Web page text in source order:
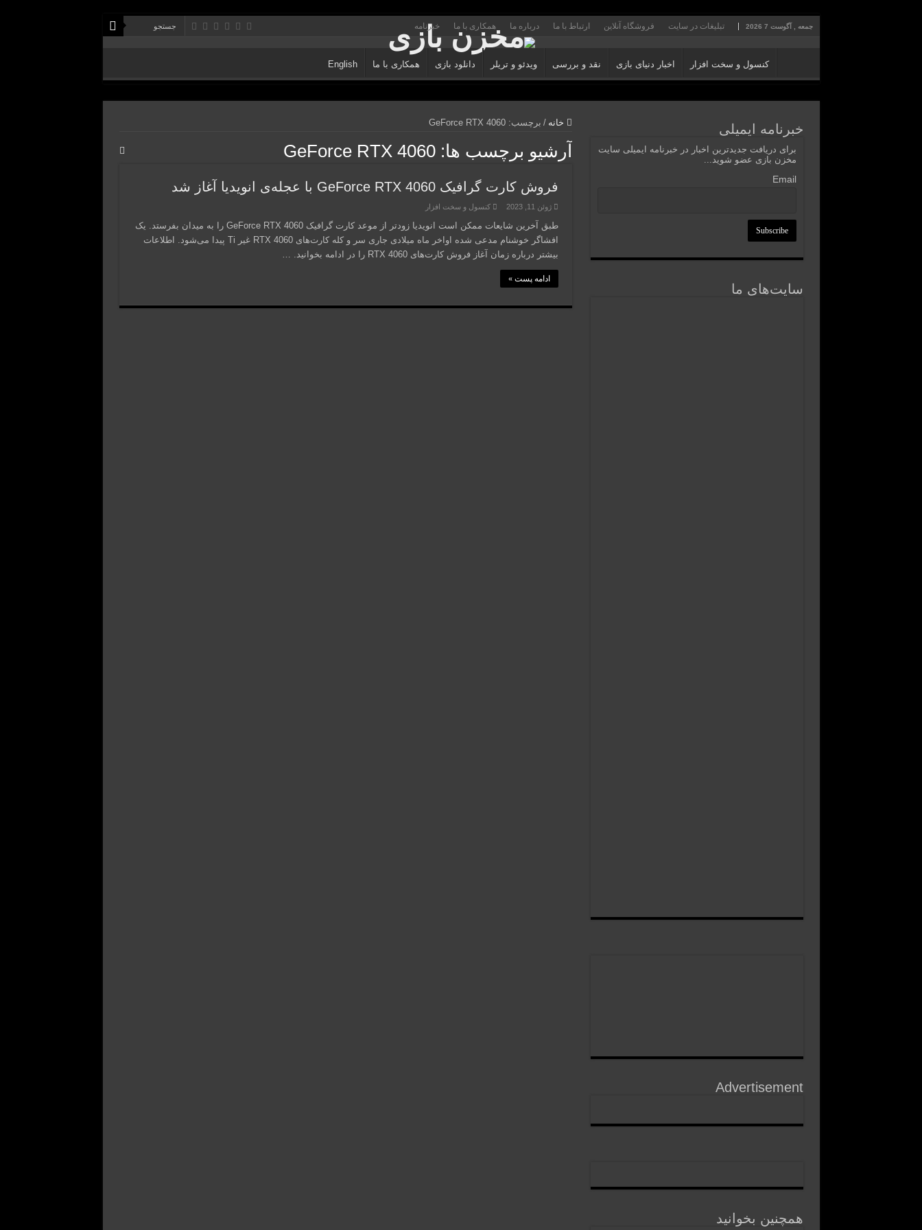
جمعه , آگوست 7 2026 تبلیغات در سایت فروشگاه آنلاین ارتباط با ما درباره ما همکاری با ما خبرنامه
کنسول و سخت افزار اخبار دنیای بازی نقد و بررسی ویدئو و تریلر دانلود بازی همکاری با ما English
خانه / برچسب:GeForce RTX 4060
آرشیو برچسب ها:GeForce RTX 4060
فروش کارت گرافیک GeForce RTX 4060 با عجله‌ی انویدیا آغاز شد
ژوئن 11, 2023 کنسول و سخت افزار
طبق آخرین شایعات ممکن است انویدیا زودتر از موعد کارت گرافیک GeForce RTX 4060 را به میدان بفرستد. یک
افشاگر خوشنام مدعی شده اواخر ماه میلادی جاری سر و کله کارت‌های RTX 4060 غیر Ti پیدا می‌شود. اطلاعات
بیشتر درباره زمان آغاز فروش کارت‌های RTX 4060 را در ادامه بخوانید. …
ادامه پست »
خبرنامه ایمیلی
برای دریافت جدیدترین اخبار در خبرنامه ایمیلی سایت
مخزن بازی عضو شوید...
Email
سایت‌های ما
Advertisement
همچنین بخوانید